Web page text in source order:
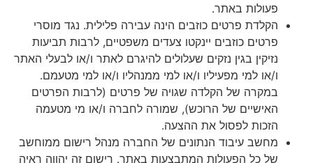
פעולות באתר.
הקלדת פרטים כוזבים הינה עבירה פלילית. נגד מוסרי
פרטים כוזבים יינקטו צעדים משפטיים, לרבות תביעות
נזיקין בגין נזקים שעלולים להיגרם לאתר ו/או לבעלי האתר
ו/או למי מפעיליו ו/או למי ממנהליו ו/או למי מטעמם.
במקרה של הקלדה שגויה של פרטים (לרבות הפרטים
האישיים של הרוכש), שמורה לחברה ו/או מי מטעמה
הזכות לפסול את ההצעה.
מחשב עיבוד הנתונים של החברה מנהל רישום ממוחשב
של כל הפעולות המתבצעות באתר. רישום זה יהווה ראיה